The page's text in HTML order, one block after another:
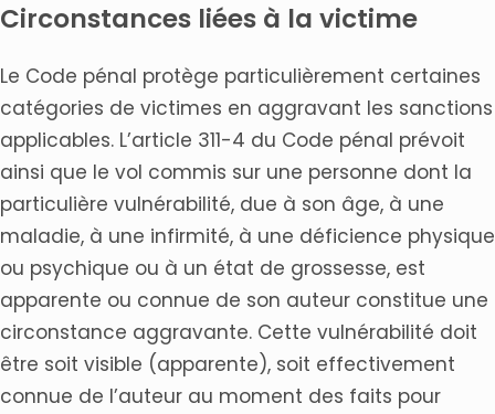
Circonstances liées à la victime
Le Code pénal protège particulièrement certaines
catégories de victimes en aggravant les sanctions
applicables. L’article 311-4 du Code pénal prévoit
ainsi que le vol commis sur une personne dont la
particulière vulnérabilité, due à son âge, à une
maladie, à une infirmité, à une déficience physique
ou psychique ou à un état de grossesse, est
apparente ou connue de son auteur constitue une
circonstance aggravante. Cette vulnérabilité doit
être soit visible (apparente), soit effectivement
connue de l’auteur au moment des faits pour